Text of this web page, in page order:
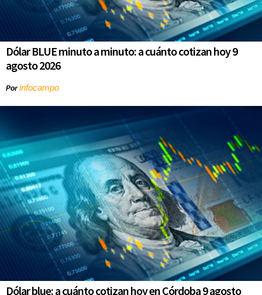
Dólar BLUE minuto a minuto: a cuánto cotizan hoy 9
agosto 2026
Porinfocampo
Dólar blue: a cuánto cotizan hoy en Córdoba 9 agosto